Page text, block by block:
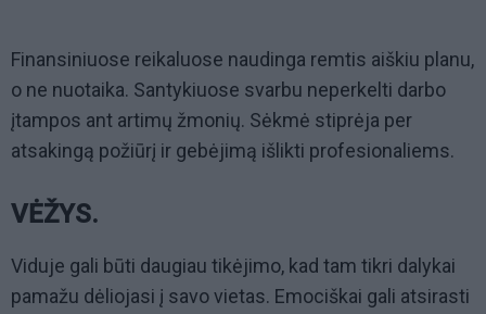
Finansiniuose reikaluose naudinga remtis aiškiu planu,
o ne nuotaika. Santykiuose svarbu neperkelti darbo
įtampos ant artimų žmonių. Sėkmė stiprėja per
atsakingą požiūrį ir gebėjimą išlikti profesionaliems.
VĖŽYS.
Viduje gali būti daugiau tikėjimo, kad tam tikri dalykai
pamažu dėliojasi į savo vietas. Emociškai gali atsirasti